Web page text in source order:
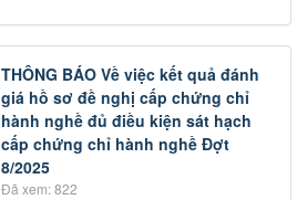
THÔNG BÁO Về việc kết quả đánh
giá hồ sơ đề nghị cấp chứng chỉ
hành nghề đủ điều kiện sát hạch
cấp chứng chỉ hành nghề Đợt
8/2025
Đã xem: 822